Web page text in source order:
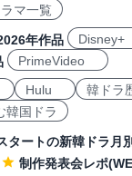
マ一覧
年作品
Disney+
PrimeVideo
Hulu
韓ドラ
韓国ドラ
タートの新韓ドラ月
制作発表会レポ